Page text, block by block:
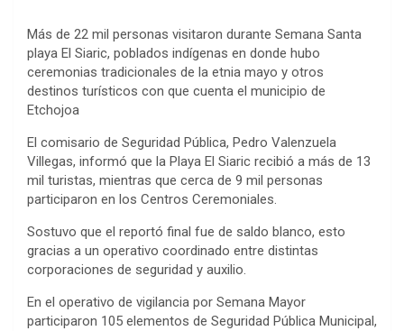
Más de 22 mil personas visitaron durante Semana Santa
playa El Siaric, poblados indígenas en donde hubo
ceremonias tradicionales de la etnia mayo y otros
destinos turísticos con que cuenta el municipio de
Etchojoa
El comisario de Seguridad Pública, Pedro Valenzuela
Villegas, informó que la Playa El Siaric recibió a más de 13
mil turistas, mientras que cerca de 9 mil personas
participaron en los Centros Ceremoniales.
Sostuvo que el reportó final fue de saldo blanco, esto
gracias a un operativo coordinado entre distintas
corporaciones de seguridad y auxilio.
En el operativo de vigilancia por Semana Mayor
participaron 105 elementos de Seguridad Pública Municipal,